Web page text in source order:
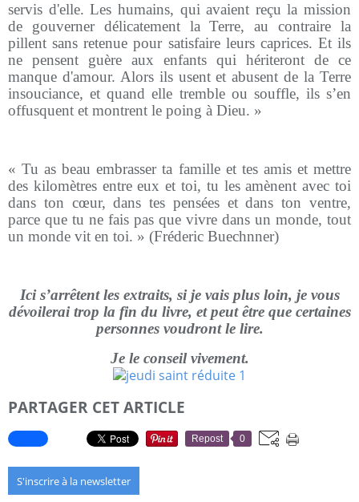
servis d'elle. Les humains, qui avaient reçu la mission
de gouverner délicatement la Terre, au contraire la
pillent sans retenue pour satisfaire leurs caprices. Et ils
ne pensent guère aux enfants qui hériteront de ce
manque d'amour. Alors ils usent et abusent de la Terre
insouciance, et quand elle tremble ou souffle, ils s’en
offusquent et montrent le poing à Dieu. »
« Tu as beau embrasser ta famille et tes amis et mettre
des kilomètres entre eux et toi, tu les amènent avec toi
dans ton cœur, dans tes pensées et dans ton ventre,
parce que tu ne fais pas que vivre dans un monde, tout
un monde vit en toi. » (Fréderic Buechnner)
Ici s’arrêtent les extraits, si je vais plus loin, je vous
dévoilerai trop la fin du livre, et peut être que certaines
personnes voudront le lire.
Je le conseil vivement.
PARTAGER CET ARTICLE
Repost 0
S'inscrire à la newsletter